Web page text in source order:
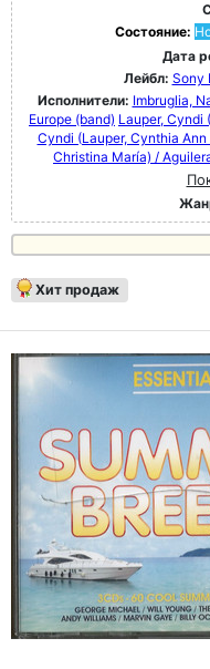
Состояние:
Дата
Лейбл: Sony
Исполнители: Imbruglia,
Europe (band) Lauper, Cyndi
Cyndi (Lauper, Cynthia
Christina María) /
Хит продаж